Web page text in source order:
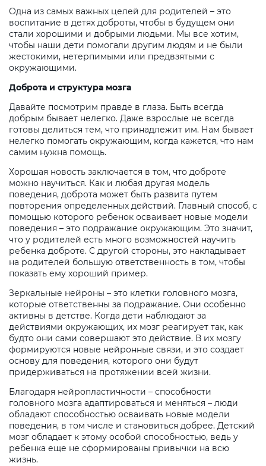
Одна из самых важных целей для родителей – это
воспитание в детях доброты, чтобы в будущем они
стали хорошими и добрыми людьми. Мы все хотим,
чтобы наши дети помогали другим людям и не были
жестокими, нетерпимыми или предвзятыми с
окружающими.
Доброта и структура мозга
Давайте посмотрим правде в глаза. Быть всегда
добрым бывает нелегко. Даже взрослые не всегда
готовы делиться тем, что принадлежит им. Нам бывает
нелегко помогать окружающим, когда кажется, что нам
самим нужна помощь.
Хорошая новость заключается в том, что доброте
можно научиться. Как и любая другая модель
поведения, доброта может быть развита путем
повторения определенных действий. Главный способ, с
помощью которого ребенок осваивает новые модели
поведения – это подражание окружающим. Это значит,
что у родителей есть много возможностей научить
ребенка доброте. С другой стороны, это накладывает
на родителей большую ответственность в том, чтобы
показать ему хороший пример.
Зеркальные нейроны – это клетки головного мозга,
которые ответственны за подражание. Они особенно
активны в детстве. Когда дети наблюдают за
действиями окружающих, их мозг реагирует так, как
будто они сами совершают это действие. В их мозгу
формируются новые нейронные связи, и это создает
основу для поведения, которого они будут
придерживаться на протяжении всей жизни.
Благодаря нейропластичности – способности
головного мозга адаптироваться и меняться – люди
обладают способностью осваивать новые модели
поведения, в том числе и становиться добрее. Детский
мозг обладает к этому особой способностью, ведь у
ребенка еще не сформированы привычки на всю
жизнь.